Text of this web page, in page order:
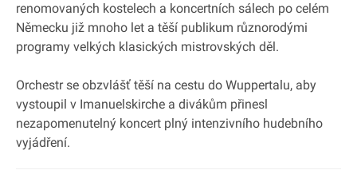
renomovaných kostelech a koncertních sálech po celém
Německu již mnoho let a těší publikum různorodými
programy velkých klasických mistrovských děl.
Orchestr se obzvlášť těší na cestu do Wuppertalu, aby
vystoupil v Imanuelskirche a divákům přinesl
nezapomenutelný koncert plný intenzivního hudebního
vyjádření.